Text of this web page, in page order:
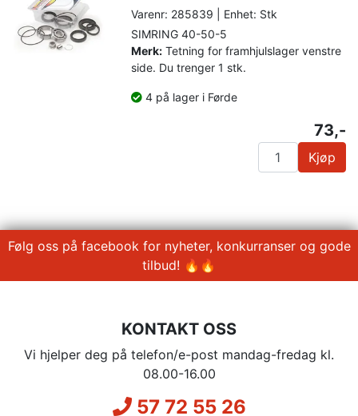
Varenr: 285839 | Enhet: Stk
SIMRING 40-50-5
Merk: Tetning for framhjulslager venstre
side. Du trenger 1 stk.
4 på lager i Førde
73,-
Kjøp
Følg oss på facebook for nyheter, konkurranser og gode
tilbud! 🔥🔥
KONTAKT OSS
Vi hjelper deg på telefon/e-post mandag-fredag kl.
08.00-16.00
57 72 55 26